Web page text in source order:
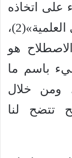
على اتخاذه
للتعبير عن معنى من المعاني العلمية»(2)،
هو
باسم ما
عن موقعه الأول(3)، ومن خلال
تتضح لنا